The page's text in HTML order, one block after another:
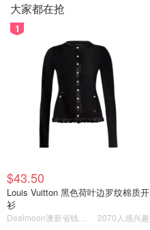
大家都在抢
1
$43.50
Louis Vuitton 黑色荷叶边罗纹棉质开
衫
2070人感兴趣